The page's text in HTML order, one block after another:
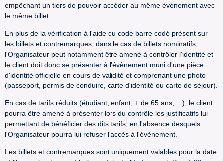
empêchant un tiers de pouvoir accéder au même évènement avec
le même billet.
En plus de la vérification à l'aide du code barre codé présent sur
les billets et contremarques, dans le cas de billets nominatifs,
l'Organisateur peut notamment être amené à contrôler l'identité et
le client doit donc se présenter à l'évènement muni d'une pièce
d'identité officielle en cours de validité et comprenant une photo
(passeport, permis de conduire, carte d'identité ou carte de séjour).
En cas de tarifs réduits (étudiant, enfant, + de 65 ans, ...), le client
pourra être amené à présenter lors du contrôle les justificatifs lui
permettant de bénéficier des dits tarifs, en l'absence desquels
l'Organisateur pourra lui refuser l'accès à l'évènement.
Les billets et contremarques sont uniquement valables pour la date